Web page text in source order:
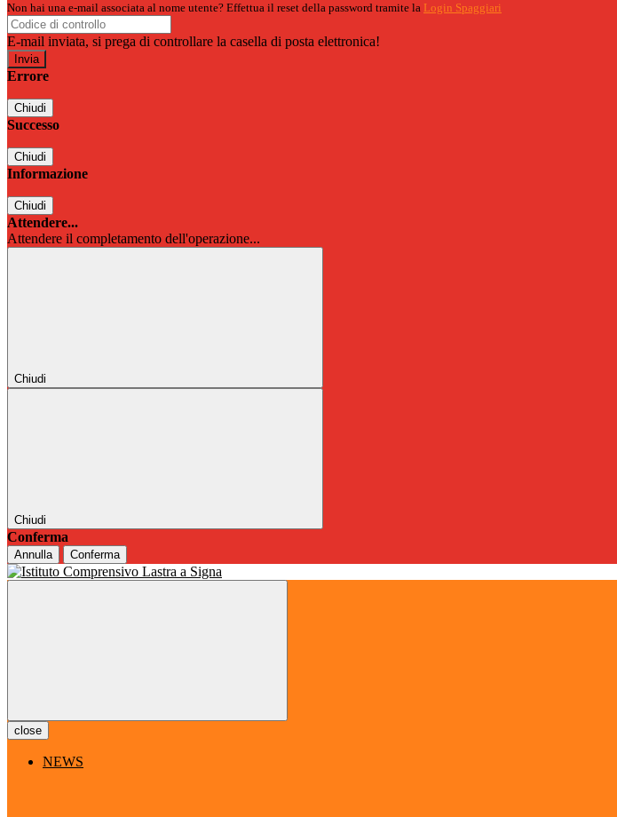
Non hai una e-mail associata al nome utente? Effettua il reset della password tramite la Login Spaggiari
E-mail inviata, si prega di controllare la casella di posta elettronica!
Errore
Chiudi
Successo
Chiudi
Informazione
Chiudi
Attendere...
Attendere il completamento dell'operazione...
Chiudi
Chiudi
Conferma
Annulla Conferma
close
NEWS